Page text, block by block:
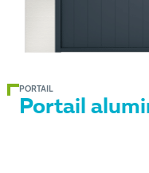
PORTAIL
Portail